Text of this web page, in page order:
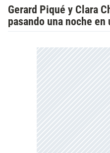
Gerard Piqué y Clara
pasando una noche